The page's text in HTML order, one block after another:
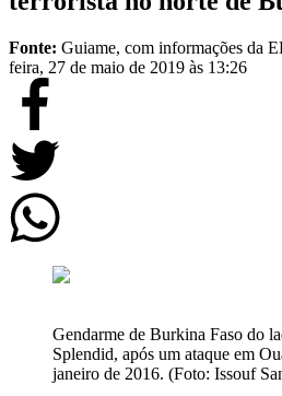
Fonte: Guiame, com informações da
feira, 27 de maio de 2019 às 13:26
Gendarme de Burkina Faso do
Splendid, após um ataque em
janeiro de 2016. (Foto: Issouf